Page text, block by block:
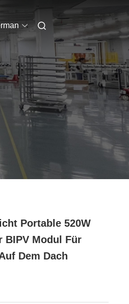
Portable 520W
BIPV Modul Für
Dem Dach